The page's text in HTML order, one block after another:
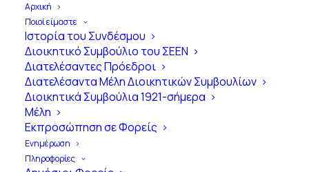
Αρχική
Ποιοί είμαστε
Ιστορία του Συνδέσμου
Διοικητικό Συμβούλιο του ΣΕΕΝ
Διατελέσαντες Πρόεδροι
Διατελέσαντα Μέλη Διοικητικών Συμβουλίων
Διοικητικά Συμβούλια 1921-σήμερα
Μέλη
Εκπροσώπηση σε Φορείς
Ενημέρωση
Πληροφορίες
ΑπότηνΊδρυ ση
ς
σήμερα
100Χρόνια
Επιβα